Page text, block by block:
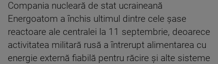
Compania nucleară de stat ucraineană
Energoatom a închis ultimul dintre cele şase
reactoare ale centralei la 11 septembrie, deoarece
activitatea militară rusă a întrerupt alimentarea cu
energie externă fiabilă pentru răcire şi alte sisteme